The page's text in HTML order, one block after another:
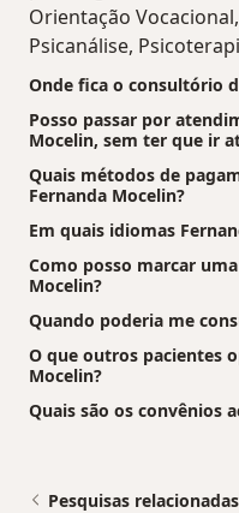
Orientação
Psicanálise,
Onde fica o consultório
Posso passar por
Mocelin, sem ter que ir
Quais métodos de
Fernanda Mocelin?
Em quais idiomas
Como posso marcar
Mocelin?
Quando poderia me
O que outros pacientes
Mocelin?
Quais são os convênios
Pesquisas relacionadas